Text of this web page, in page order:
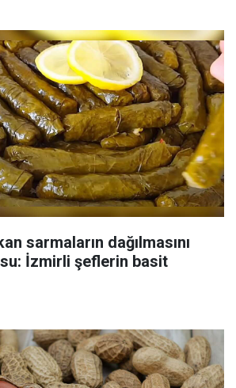
sarmaların dağılmasını
İzmirli şeflerin basit